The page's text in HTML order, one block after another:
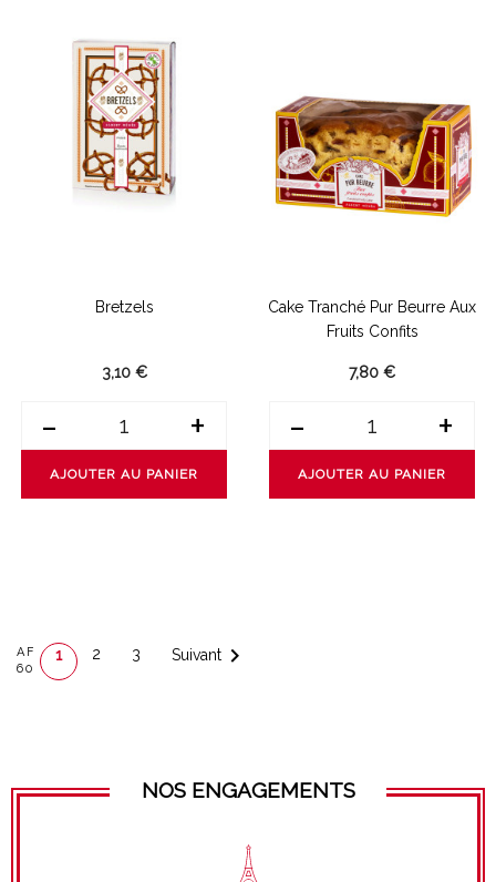
Bretzels
3,10 €
- +
AJOUTER AU PANIER
Cake Tranché Pur Beurre Aux
Fruits Confits
7,80 €
- +
AJOUTER AU PANIER
AFFICHAGE 1-24 DE
60 ARTICLE(S)
1 2 3 Suivant 
NOS ENGAGEMENTS